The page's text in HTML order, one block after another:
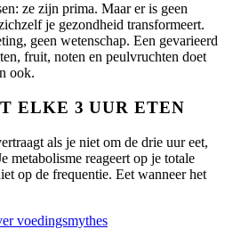
ze zijn prima. Maar er is geen
je gezondheid transformeert.
geen wetenschap. Een gevarieerd
fruit, noten en peulvruchten doet
ook.
ELKE 3 UUR ETEN
als je niet om de drie uur eet,
metabolisme reageert op je totale
op de frequentie. Eet wanneer het
voedingsmythes